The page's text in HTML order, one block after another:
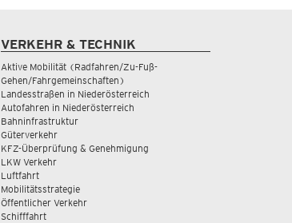
VERKEHR & TECHNIK
Aktive Mobilität (Radfahren/Zu-Fuß-
Gehen/Fahrgemeinschaften)
Landesstraßen in Niederösterreich
Autofahren in Niederösterreich
Bahninfrastruktur
Güterverkehr
KFZ-Überprüfung & Genehmigung
LKW Verkehr
Luftfahrt
Mobilitätsstrategie
Öffentlicher Verkehr
Schifffahrt